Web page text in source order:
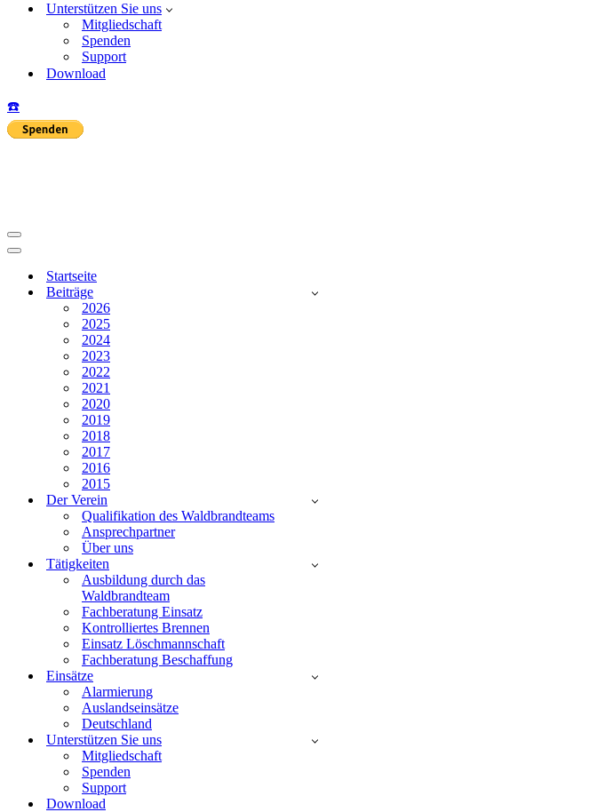
Unterstützen Sie uns
Mitgliedschaft
Spenden
Support
Download
☎️
Navigationsmenü
Navigationsmenü
Startseite
Beiträge
2026
2025
2024
2023
2022
2021
2020
2019
2018
2017
2016
2015
Der Verein
Qualifikation des Waldbrandteams
Ansprechpartner
Über uns
Tätigkeiten
Ausbildung durch das
Waldbrandteam
Fachberatung Einsatz
Kontrolliertes Brennen
Einsatz Löschmannschaft
Fachberatung Beschaffung
Einsätze
Alarmierung
Auslandseinsätze
Deutschland
Unterstützen Sie uns
Mitgliedschaft
Spenden
Support
Download